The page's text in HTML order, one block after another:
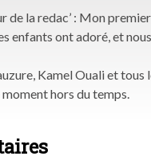
de la redac’ : Mon
enfants ont adoré, et
Kamel Ouali et tous
hors du temps.